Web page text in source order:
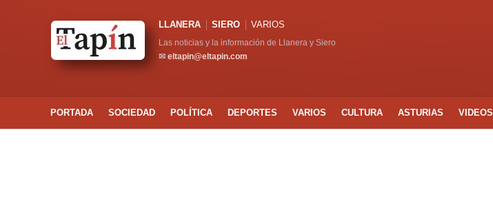
LLANERA SIERO VARIOS
Las noticias y la información de Llanera y Siero
✉ eltapin@eltapin.com
PORTADA SOCIEDAD POLÍTICA DEPORTES VARIOS CULTURA ASTURIAS VIDEOS